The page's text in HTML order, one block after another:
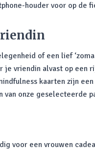
houder voor op
of een lief
je vriendin alvast op
kaarten zijn
van onze geselecteerde
voor een vrouwen